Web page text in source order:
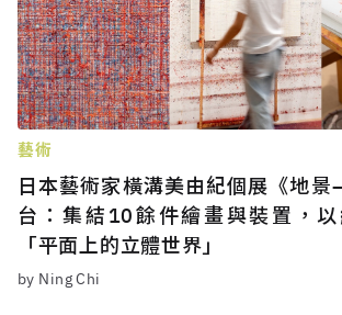
藝術
日本藝術家橫溝美由紀個展《地
台：集結10餘件繪畫與裝置，
「平面上的立體世界」
by Ning Chi